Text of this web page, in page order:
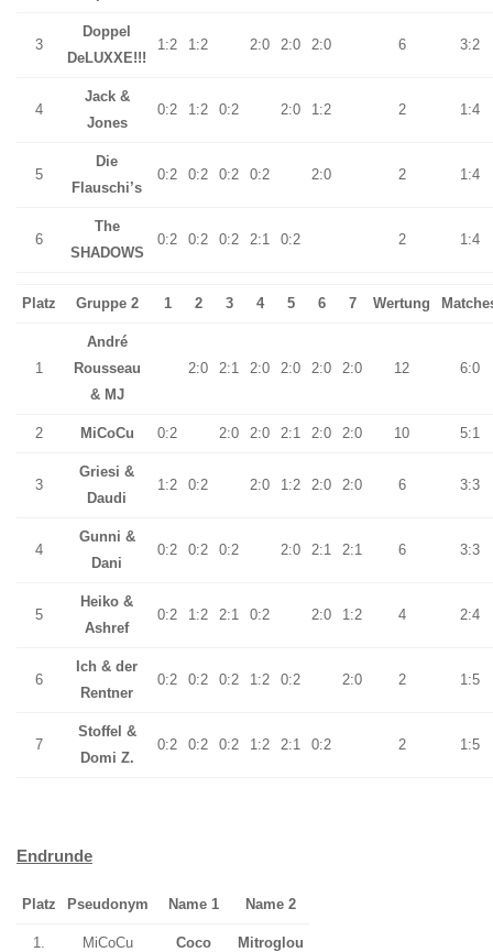
3
Doppel
DeLUXXE!!!
1:2 1:2 2:0 2:0 2:0 6 3:2
4
Jack &
Jones
0:2 1:2 0:2 2:0 1:2 2 1:4
5
Die
Flauschi’s
0:2 0:2 0:2 0:2 2:0 2 1:4
6
The
SHADOWS
0:2 0:2 0:2 2:1 0:2 2 1:4
Platz Gruppe 2 1 2 3 4 5 6 7 Wertung
1
André
Rousseau
& MJ
2:0 2:1 2:0 2:0 2:0 2:0 12 6:0
2 MiCoCu 0:2 2:0 2:0 2:1 2:0 2:0 10 5:1
3
Griesi &
Daudi
1:2 0:2 2:0 1:2 2:0 2:0 6 3:3
4
Gunni &
Dani
0:2 0:2 0:2 2:0 2:1 2:1 6 3:3
5
Heiko &
Ashref
0:2 1:2 2:1 0:2 2:0 1:2 4 2:4
6
Ich & der
Rentner
0:2 0:2 0:2 1:2 0:2 2:0 2 1:5
7
Stoffel &
Domi Z.
0:2 0:2 0:2 1:2 2:1 0:2 2 1:5
Endrunde
Platz Pseudonym Name 1 Name 2
1. MiCoCu Coco Mitroglou